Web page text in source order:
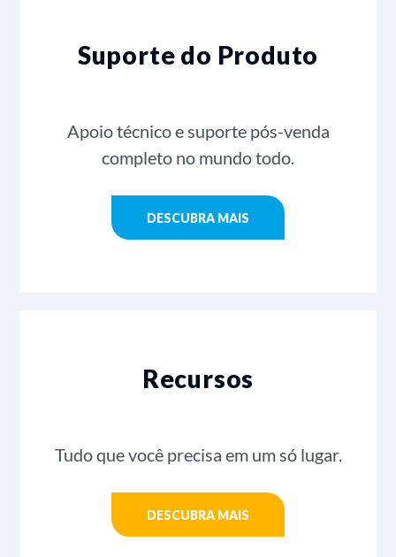
Suporte do Produto
Apoio técnico e suporte pós-venda
completo no mundo todo.
DESCUBRA MAIS
Recursos
Tudo que você precisa em um só lugar.
DESCUBRA MAIS